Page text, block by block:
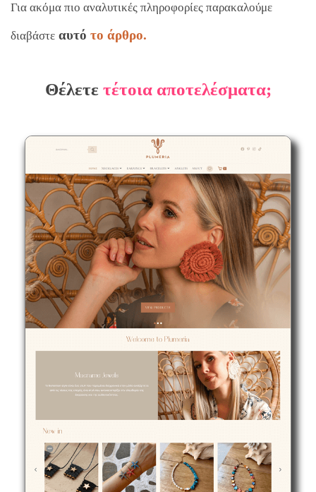
Για ακόμα πιο αναλυτικές πληροφορίες παρακαλούμε
διαβάστε αυτό το άρθρο.
Θέλετετέτοια αποτελέσματα;